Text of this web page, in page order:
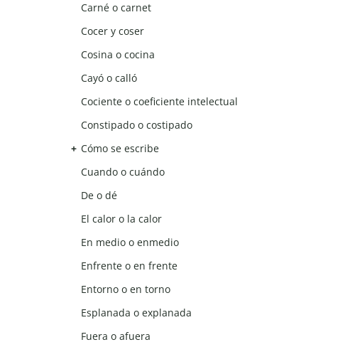
Carné o carnet
Cocer y coser
Cosina o cocina
Cayó o calló
Cociente o coeficiente intelectual
Constipado o costipado
Cómo se escribe
Cuando o cuándo
De o dé
El calor o la calor
En medio o enmedio
Enfrente o en frente
Entorno o en torno
Esplanada o explanada
Fuera o afuera